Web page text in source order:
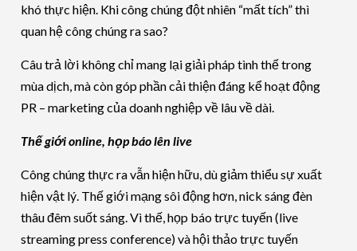
khó thực hiện. Khi công chúng đột nhiên “mất tích” thì
quan hệ công chúng ra sao?
Câu trả lời không chỉ mang lại giải pháp tình thế trong
mùa dịch, mà còn góp phần cải thiện đáng kể hoạt động
PR – marketing của doanh nghiệp về lâu về dài.
Thế giới online, họp báo lên live
Công chúng thực ra vẫn hiện hữu, dù giảm thiểu sự xuất
hiện vật lý. Thế giới mạng sôi động hơn, nick sáng đèn
thâu đêm suốt sáng. Vì thế, họp báo trực tuyến (live
streaming press conference) và hội thảo trực tuyến